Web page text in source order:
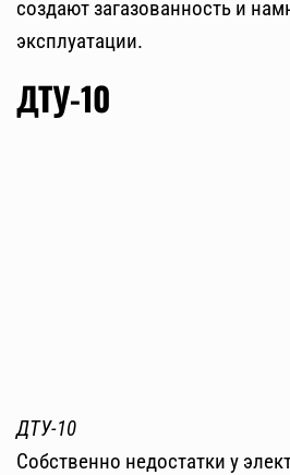
создают загазованность и
эксплуатации.
ДТУ-10
ДТУ-10
Собственно недостатки у